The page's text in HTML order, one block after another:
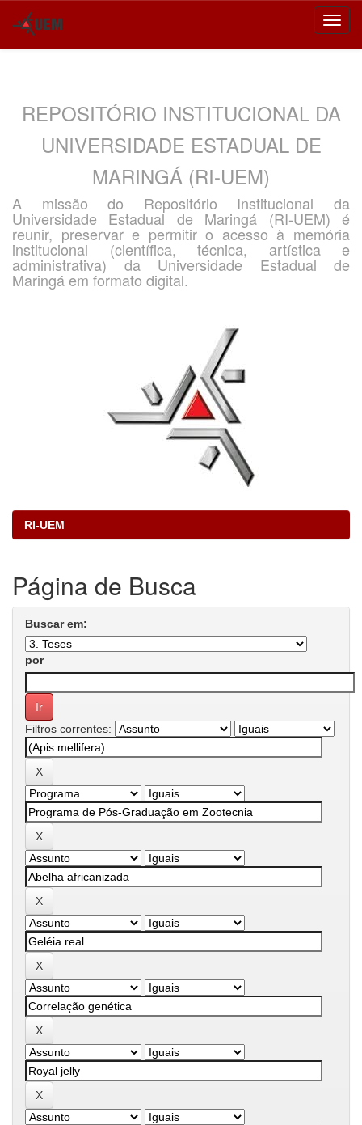
REPOSITÓRIO INSTITUCIONAL DA
UNIVERSIDADE ESTADUAL DE
MARINGÁ (RI-UEM)
A missão do Repositório Institucional da
Universidade Estadual de Maringá (RI-UEM) é
reunir, preservar e permitir o acesso à memória
institucional (científica, técnica, artística e
administrativa) da Universidade Estadual de
Maringá em formato digital.
RI-UEM
Página de Busca
Buscar em:
por
Filtros correntes: